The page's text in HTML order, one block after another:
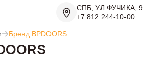
СПБ, УЛ.ФУЧИКА, 9
+7 812 244-10-00
Бренд BPDOORS